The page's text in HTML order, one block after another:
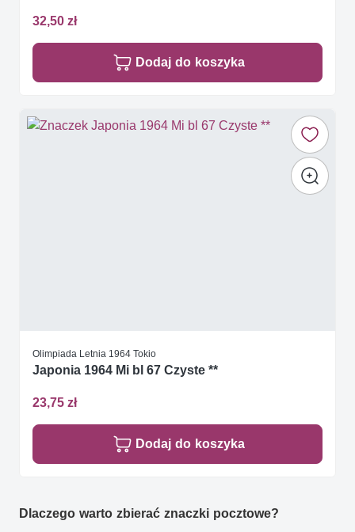
32,50 zł
Dodaj do koszyka
Olimpiada Letnia 1964 Tokio
Japonia 1964 Mi bl 67 Czyste **
23,75 zł
Dodaj do koszyka
Dlaczego warto zbierać znaczki pocztowe?